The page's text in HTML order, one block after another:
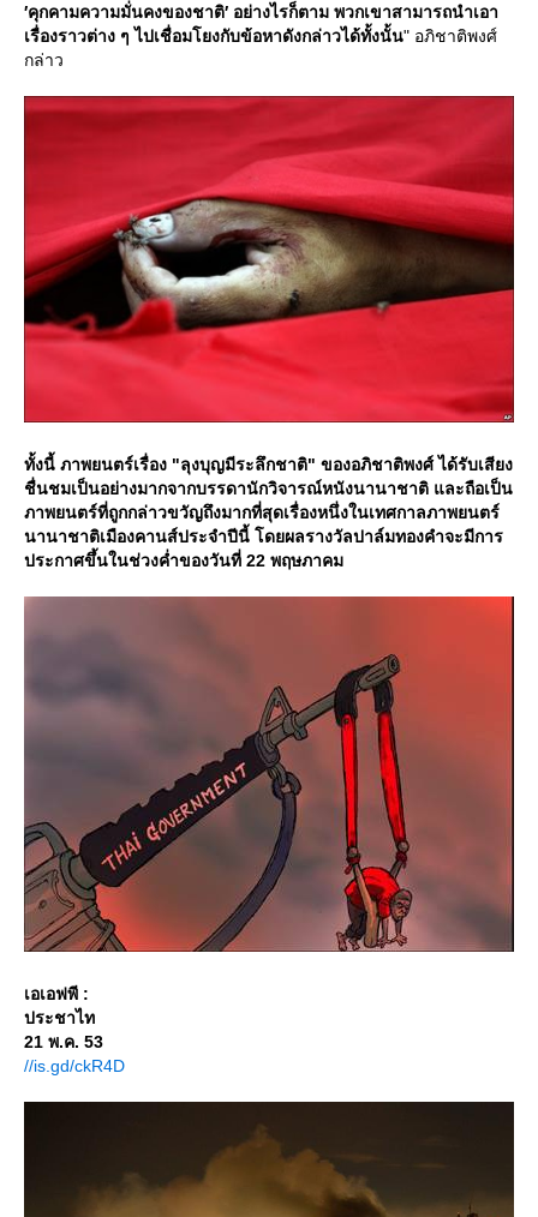
′คุกคามความมั่นคงของชาติ′ อย่างไรก็ตาม พวกเขาสามารถนำเอา
เรื่องราวต่าง ๆ ไปเชื่อมโยงกับข้อหาดังกล่าวได้ทั้งนั้น" อภิชาติพงศ์
กล่าว
ทั้งนี้ ภาพยนตร์เรื่อง "ลุงบุญมีระลึกชาติ" ของอภิชาติพงศ์ ได้รับเสียง
ชื่นชมเป็นอย่างมากจากบรรดานักวิจารณ์หนังนานาชาติ และถือเป็น
ภาพยนตร์ที่ถูกกล่าวขวัญถึงมากที่สุดเรื่องหนึ่งในเทศกาลภาพยนตร์
นานาชาติเมืองคานส์ประจำปีนี้ โดยผลรางวัลปาล์มทองคำจะมีการ
ประกาศขึ้นในช่วงค่ำของวันที่ 22 พฤษภาคม
เอเอฟพี :
ประชาไท
21 พ.ค. 53
//is.gd/ckR4D